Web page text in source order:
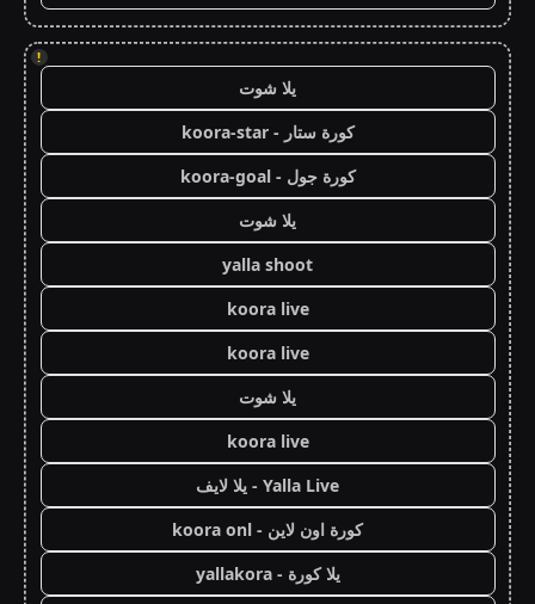
!
يلا شوت
كورة ستار - koora-star
كورة جول - koora-goal
يلا شوت
yalla shoot
koora live
koora live
يلا شوت
koora live
Yalla Live - يلا لايف
كورة اون لاين - koora onl
يلا كورة - yallakora